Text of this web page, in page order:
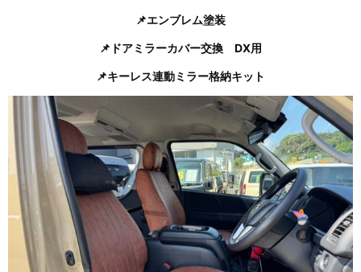
📌エンブレム塗装
📌ドアミラーカバー交換 DX用
📌キーレス連動ミラー格納キット